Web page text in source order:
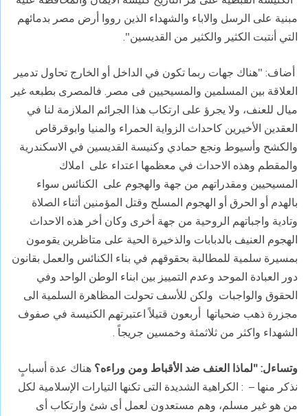
مبنية على الرسل والاباء والشهداء الذين رووا أرض مصر بدمائهم
التي أنتبت الكثير والكثير من القديسين".
أضاف: "هناك جهات ربما تكون في الداخل أو الخارج تحاول تدمير
العلاقة بين المسلمين والمسيحيين فى مصر. فالمصرى بطبعه غير
ميال للعنف، ولا يجرؤ على ارتكاب هذا الجرائم الملازمة لنا في
العقدين الأخيرين كاحداث الزواية الحمراء والمنيا وابوقرقاص
والكشح وأسيوط ونجع حمادي وكنيسة القديسين في الاسكندرية
والمقطم وهذه الاحداث في معظمها اعتداء على املاك
المسيحيين ومقدراتهم من جهة والهجوم على الكنائس سواء
بالهدم أو الحرق أو الهجوم المسلح وقتل المؤمنين أثناء الصلاة
وتادية واجباتهم الروحية من جهة أخرى وكان أخر هذه الاحداث
الهجوم العنيف بالدبابات والذخيرة الحية على متاظرين يقومون
بمسيرة سلمية للمطالبة بحقوقهم في بناء الكنائس والعمل بقانون
دور العبادة الموحد وعدم التمييز بين ابناء الوطن الواحد وفي
الحقوق والواجبات ولكن للأسف تحولت المظاهرة السلمية الى
مجزرة ذهب ضحياتها أربعون قتيلاً اعتبرتهم الكنيسة في صفوف
الشهداء واكثر من ثلاثمئة وخمسين جريجاً .
وتساءل: "لماذا العنف ضد الأقباط ومن وراءه؟ هناك عدة أسبابٍ
نذكر منها – : الكراهية الشديدة التى تكنها التيارات الإسلامية لكل
من هو غير مسلم، وهم مستعدون لعمل أى شئ وارتكاب أى